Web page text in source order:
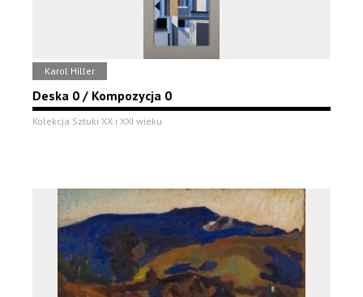
Karol Hiller
Deska 0 / Kompozycja 0
Kolekcja Sztuki XX i XXI wieku